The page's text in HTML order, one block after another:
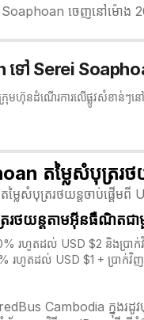
ចេញនៅម៉ោង
ទៅ Serei
មហ៊ុនដំណើរការលើផ្លូវសំខាន់ៗ
តម្លៃសំបុត្ររថ
បុត្ររថយន្តចាប់ផ្តើមពី
ររថយន្តតាមអ៊ីនធឺណិត
រហូតដល់ USD $2 និងប្រ
រហូតដល់ USD $1 + ប្រាក់
Cambodia ក្នុងរដូ